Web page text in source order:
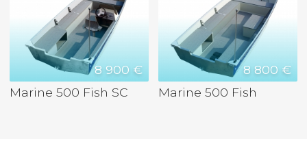
8 900 €
Marine 500 Fish SC
8 800 €
Marine 500 Fish